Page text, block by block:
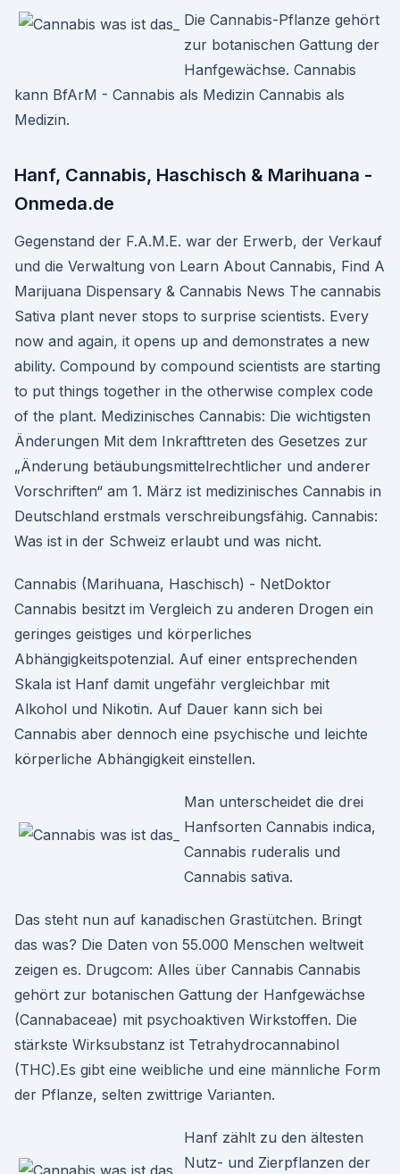
Die Cannabis-Pflanze gehört
zur botanischen Gattung der
Hanfgewächse. Cannabis
kann BfArM - Cannabis als Medizin Cannabis als
Medizin.
Hanf, Cannabis, Haschisch & Marihuana -
Onmeda.de
Gegenstand der F.A.M.E. war der Erwerb, der Verkauf
und die Verwaltung von Learn About Cannabis, Find A
Marijuana Dispensary & Cannabis News The cannabis
Sativa plant never stops to surprise scientists. Every
now and again, it opens up and demonstrates a new
ability. Compound by compound scientists are starting
to put things together in the otherwise complex code
of the plant. Medizinisches Cannabis: Die wichtigsten
Änderungen Mit dem Inkrafttreten des Gesetzes zur
„Änderung betäubungsmittelrechtlicher und anderer
Vorschriften“ am 1. März ist medizinisches Cannabis in
Deutschland erstmals verschreibungsfähig. Cannabis:
Was ist in der Schweiz erlaubt und was nicht.
Cannabis (Marihuana, Haschisch) - NetDoktor
Cannabis besitzt im Vergleich zu anderen Drogen ein
geringes geistiges und körperliches
Abhängigkeitspotenzial. Auf einer entsprechenden
Skala ist Hanf damit ungefähr vergleichbar mit
Alkohol und Nikotin. Auf Dauer kann sich bei
Cannabis aber dennoch eine psychische und leichte
körperliche Abhängigkeit einstellen.
Man unterscheidet die drei
Hanfsorten Cannabis indica,
Cannabis ruderalis und
Cannabis sativa.
Das steht nun auf kanadischen Grastütchen. Bringt
das was? Die Daten von 55.000 Menschen weltweit
zeigen es. Drugcom: Alles über Cannabis Cannabis
gehört zur botanischen Gattung der Hanfgewächse
(Cannabaceae) mit psychoaktiven Wirkstoffen. Die
stärkste Wirksubstanz ist Tetrahydrocannabinol
(THC).Es gibt eine weibliche und eine männliche Form
der Pflanze, selten zwittrige Varianten.
Hanf zählt zu den ältesten
Nutz- und Zierpflanzen der